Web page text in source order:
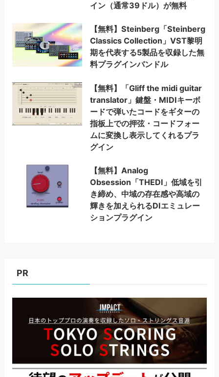
イン（通常39ドル）が無料
【無料】Steinberg「Steinberg
Classics Collection」VST黎明
期を代表する5製品を収録した無
料プラグインバンドル
【無料】「Gliff the midi guitar
translator」鍵盤・MIDIキーボ
ードで弾いたコードをギターの
指板上での押弦・コードフォー
ムに変換し表示してくれるプラ
グイン
【無料】Analog
Obsession「THEDI」低域を引
き締め、中域の存在感や高域の
輝きを加えられるDIエミュレー
ションプラグイン
PR